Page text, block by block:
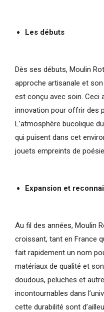
Les débuts
Dès ses débuts, Moulin
approche artisanale et
est conçu avec soin. Ceci
innovation pour offrir des
L’atmosphère bucolique
qui puisent dans cet
jouets empreints de
Expansion et
Au fil des années, Moulin
croissant, tant en France
fait rapidement un nom
matériaux de qualité et
doudous, peluches et
incontournables dans
cette durabilité sont